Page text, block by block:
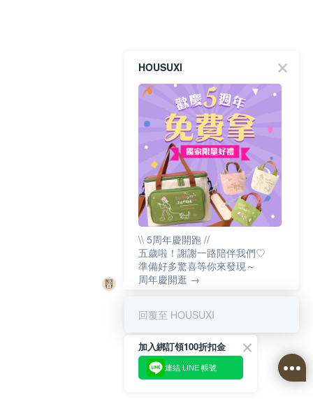
HOUSUXI
\\ 5周年慶開跑 //
五歲啦！謝謝一路陪伴我們♡
準備好多驚喜等你來發現～
周年慶開逛 →
回覆至 HOUSUXI
加入綁訂領100折扣金
連結 LINE 帳號